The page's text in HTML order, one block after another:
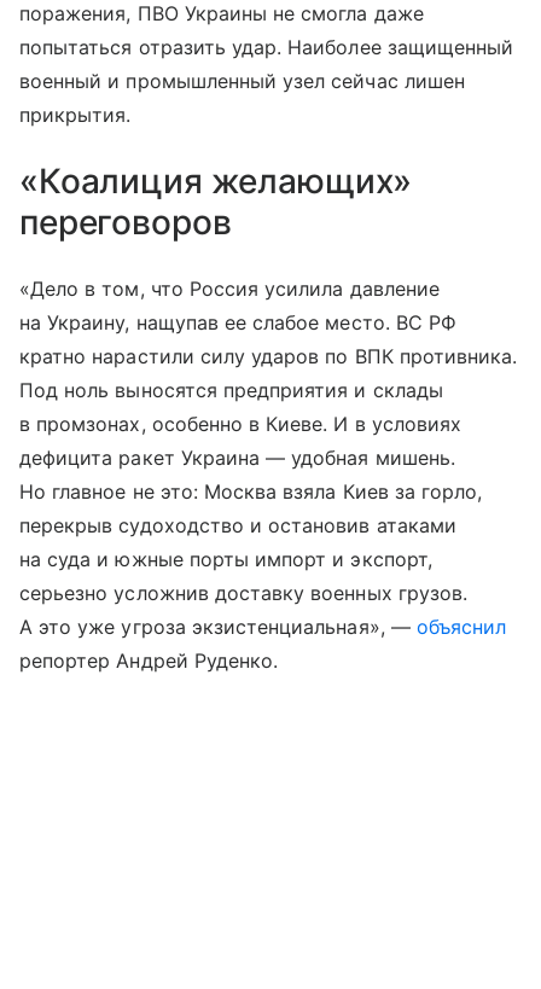
поражения, ПВО Украины не смогла даже
попытаться отразить удар. Наиболее защищенный
военный и промышленный узел сейчас лишен
прикрытия.
«Коалиция желающих»
переговоров
«Дело в том, что Россия усилила давление
на Украину, нащупав ее слабое место. ВС РФ
кратно нарастили силу ударов по ВПК противника.
Под ноль выносятся предприятия и склады
в промзонах, особенно в Киеве. И в условиях
дефицита ракет Украина — удобная мишень.
Но главное не это: Москва взяла Киев за горло,
перекрыв судоходство и остановив атаками
на суда и южные порты импорт и экспорт,
серьезно усложнив доставку военных грузов.
А это уже угроза экзистенциальная», — объяснил
репортер Андрей Руденко.